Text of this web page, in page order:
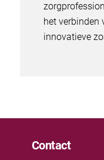
het verbinden
innovatieve
Contact